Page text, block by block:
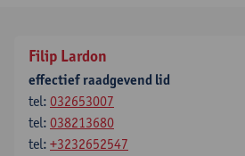
Filip Lardon
effectief raadgevend lid
tel: 032653007
tel: 038213680
tel: +3232652547